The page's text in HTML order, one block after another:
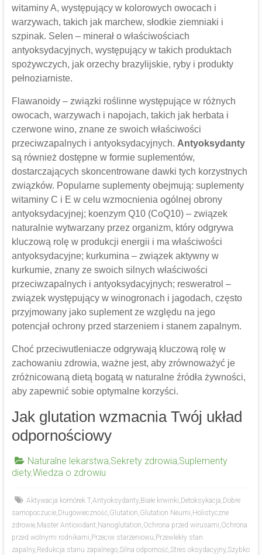
witaminy A, występujący w kolorowych owocach i
warzywach, takich jak marchew, słodkie ziemniaki i
szpinak. Selen – minerał o właściwościach
antyoksydacyjnych, występujący w takich produktach
spożywczych, jak orzechy brazylijskie, ryby i produkty
pełnoziarniste.
Flawanoidy – związki roślinne występujące w różnych
owocach, warzywach i napojach, takich jak herbata i
czerwone wino, znane ze swoich właściwości
przeciwzapalnych i antyoksydacyjnych. Antyoksydanty
są również dostępne w formie suplementów,
dostarczających skoncentrowane dawki tych korzystnych
związków. Popularne suplementy obejmują: suplementy
witaminy C i E w celu wzmocnienia ogólnej obrony
antyoksydacyjnej; koenzym Q10 (CoQ10) – związek
naturalnie wytwarzany przez organizm, który odgrywa
kluczową rolę w produkcji energii i ma właściwości
antyoksydacyjne; kurkumina – związek aktywny w
kurkumie, znany ze swoich silnych właściwości
przeciwzapalnych i antyoksydacyjnych; resweratrol –
związek występujący w winogronach i jagodach, często
przyjmowany jako suplement ze względu na jego
potencjał ochrony przed starzeniem i stanem zapalnym.
Choć przeciwutleniacze odgrywają kluczową rolę w
zachowaniu zdrowia, ważne jest, aby zrównoważyć je
zróżnicowaną dietą bogatą w naturalne źródła żywności,
aby zapewnić sobie optymalne korzyści.
Jak glutation wzmacnia Twój układ
odpornościowy
Naturalne lekarstwa,Sekrety zdrowia,Suplementy
diety,Wiedza o zdrowiu
Aktywacja komórek T,Antyoksydanty, Białe krwinki, Detoksykacja, Dobre
samopoczucie, Długowieczność,Glutation,Glutation Neumi, Holistyczne
zdrowie, Master Antioxidant, Nanoglutation,Ochrona przed wirusami,Ochrona
przed wolnymi rodnikami, Przeciw starzeniowu, Przewlekły stan
zapalny, Redukcja stanu zapalnego,Silna odporność,Stres oksydacyjny,Szybko